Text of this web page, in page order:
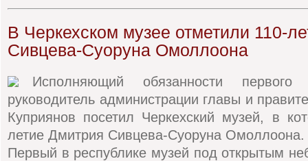
В Черкехском музее отметили 110-
Сивцева-Суоруна Омоллоона
Исполняющий обязанности
руководитель администрации главы и
Куприянов посетил Черкехский музей, в
летие Дмитрия Сивцева-Суоруна Омоллоона.
Первый в республике музей под открытым